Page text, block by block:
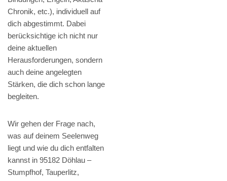
Chronik, etc.), individuell auf
dich abgestimmt. Dabei
berücksichtige ich nicht nur
deine aktuellen
Herausforderungen, sondern
auch deine angelegten
Stärken, die dich schon lange
begleiten.
Wir gehen der Frage nach,
was auf deinem Seelenweg
liegt und wie du dich entfalten
kannst in 95182 Döhlau –
Stumpfhof, Tauperlitz,